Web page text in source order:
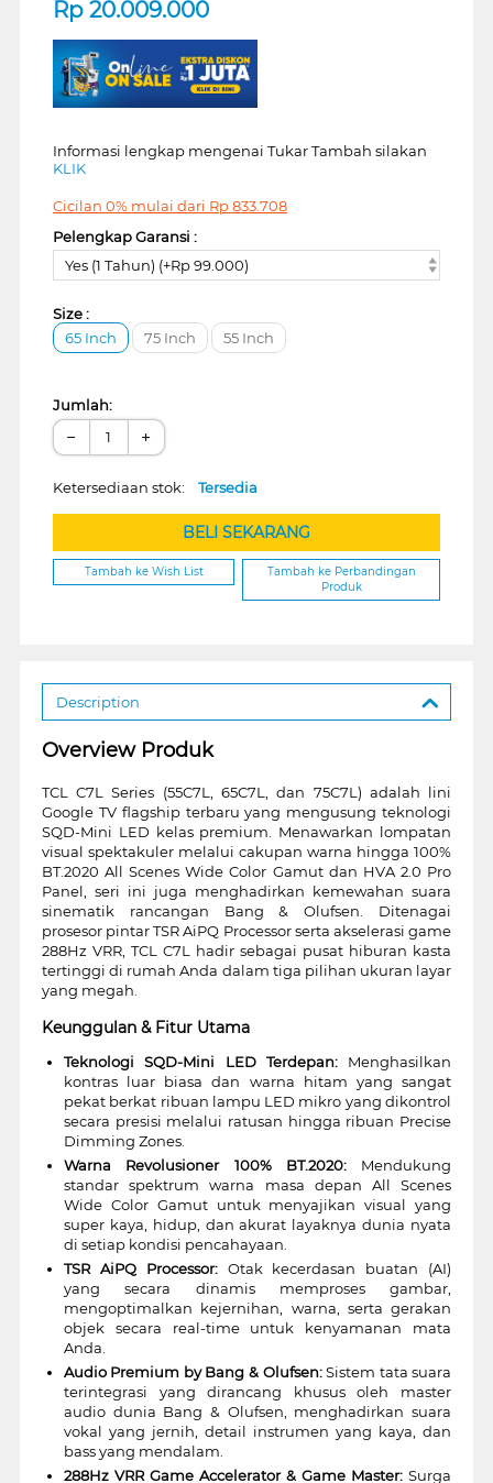
Rp 20.009.000
Informasi lengkap mengenai Tukar Tambah silakan
KLIK
Cicilan 0% mulai dari Rp833.708
Pelengkap Garansi :
Yes (1 Tahun) (+Rp 99.000)
Size :
65 Inch
75 Inch 55 Inch
Jumlah:
− +
Ketersediaan stok: Tersedia
BELI SEKARANG
Tambah ke Wish List
Tambah ke Perbandingan
Produk
Description
Overview Produk
TCL C7L Series (55C7L, 65C7L, dan 75C7L) adalah lini
Google TV flagship terbaru yang mengusung teknologi
SQD-Mini LED kelas premium. Menawarkan lompatan
visual spektakuler melalui cakupan warna hingga 100%
BT.2020 All Scenes Wide Color Gamut dan HVA 2.0 Pro
Panel, seri ini juga menghadirkan kemewahan suara
sinematik rancangan Bang & Olufsen. Ditenagai
prosesor pintar TSR AiPQ Processor serta akselerasi game
288Hz VRR, TCL C7L hadir sebagai pusat hiburan kasta
tertinggi di rumah Anda dalam tiga pilihan ukuran layar
yang megah.
Keunggulan & Fitur Utama
Teknologi SQD-Mini LED Terdepan:Menghasilkan
kontras luar biasa dan warna hitam yang sangat
pekat berkat ribuan lampu LED mikro yang dikontrol
secara presisi melalui ratusan hingga ribuan Precise
Dimming Zones.
Warna Revolusioner 100% BT.2020:Mendukung
standar spektrum warna masa depan All Scenes
Wide Color Gamut untuk menyajikan visual yang
super kaya, hidup, dan akurat layaknya dunia nyata
di setiap kondisi pencahayaan.
TSR AiPQ Processor:Otak kecerdasan buatan (AI)
yang secara dinamis memproses gambar,
mengoptimalkan kejernihan, warna, serta gerakan
objek secara real-time untuk kenyamanan mata
Anda.
Audio Premium by Bang & Olufsen:Sistem tata suara
terintegrasi yang dirancang khusus oleh master
audio dunia Bang & Olufsen, menghadirkan suara
vokal yang jernih, detail instrumen yang kaya, dan
bass yang mendalam.
288Hz VRR Game Accelerator & Game Master: Surga